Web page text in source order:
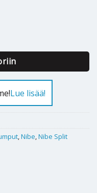
määrä
Lue lisää!
,Nibe,Nibe Split